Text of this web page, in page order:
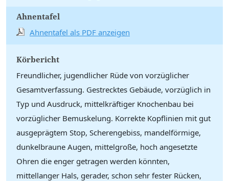
Ahnentafel
Ahnentafel als PDF anzeigen
Körbericht
Freundlicher, jugendlicher Rüde von vorzüglicher
Gesamtverfassung. Gestrecktes Gebäude, vorzüglich in
Typ und Ausdruck, mittelkräftiger Knochenbau bei
vorzüglicher Bemuskelung. Korrekte Kopflinien mit gut
ausgeprägtem Stop, Scherengebiss, mandelförmige,
dunkelbraune Augen, mittelgroße, hoch angesetzte
Ohren die enger getragen werden könnten,
mittellanger Hals, gerader, schon sehr fester Rücken,